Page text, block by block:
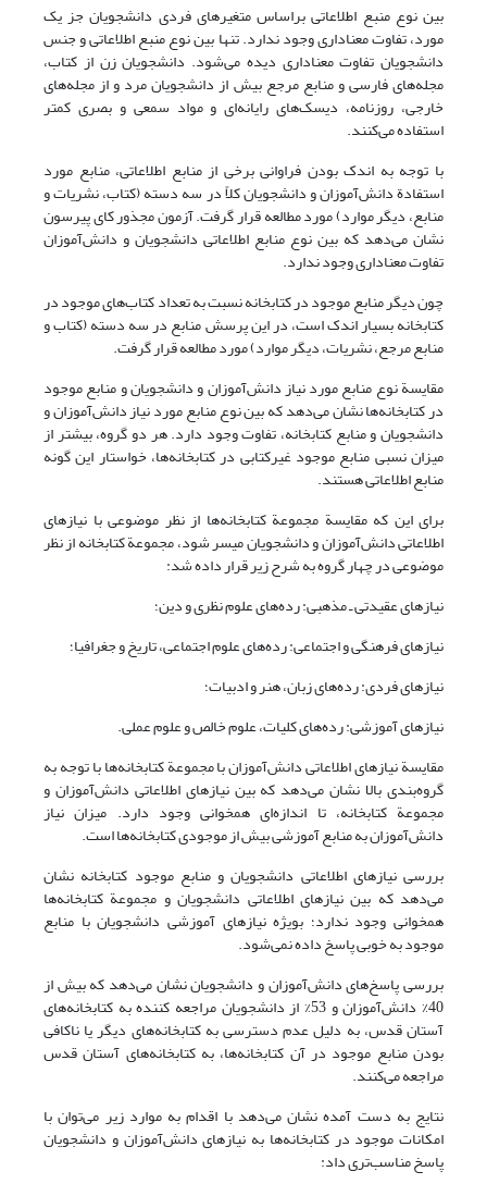
بین نوع منبع اطلاعاتی براساس متغیرهای فردی دانشجویان جز یک
مورد، تفاوت معناداری وجود ندارد. تنها بین نوع منبع اطلاعاتی و جنس
دانشجویان تفاوت معناداری دیده می‌شود. دانشجویان زن از کتاب،
مجله‌های فارسی و منابع مرجع بیش از دانشجویان مرد و از مجله‌های
خارجی، روزنامه، دیسک‌های رایانه‌ای و مواد سمعی و بصری کمتر
استفاده می‌کنند.
با توجه به اندک بودن فراوانی برخی از منابع اطلاعاتی، منابع مورد
استفادة دانش‌آموزان و دانشجویان کلاً در سه دسته (کتاب، نشریات و
منابع، دیگر موارد) مورد مطالعه قرار گرفت. آزمون مجذور کای پیرسون
نشان می‌دهد که بین نوع منابع اطلاعاتی دانشجویان و دانش‌آموزان
تفاوت معناداری وجود ندارد.
چون دیگر منابع موجود در کتابخانه نسبت به تعداد کتاب‌های موجود در
کتابخانه بسیار اندک است، در این پرسش منابع در سه دسته (کتاب و
منابع مرجع، نشریات، دیگر موارد) مورد مطالعه قرار گرفت.
مقایسة نوع منابع مورد نیاز دانش‌آموزان و دانشجویان و منابع موجود
در کتابخانه‌ها نشان می‌دهد که بین نوع منابع مورد نیاز دانش‌آموزان و
دانشجویان و منابع کتابخانه، تفاوت وجود دارد. هر دو گروه، بیشتر از
میزان نسبی منابع موجود غیرکتابی در کتابخانه‌ها، خواستار این گونه
منابع اطلاعاتی هستند.
برای این که مقایسة مجموعة کتابخانه‌ها از نظر موضوعی با نیازهای
اطلاعاتی دانش‌آموزان و دانشجویان میسر شود، مجموعة کتابخانه از نظر
موضوعی در چهار گروه به شرح زیر قرار داده شد:
نیازهای عقیدتی ـ مذهبی: رده‌های علوم نظری و دین؛
نیازهای فرهنگی و اجتماعی: رده‌های علوم اجتماعی، تاریخ و جغرافیا؛
نیازهای فردی: رده‌های زبان، هنر و ادبیات؛
نیازهای آموزشی: رده‌های کلیات، علوم خالص و علوم عملی.
مقایسة نیازهای اطلاعاتی دانش‌آموزان با مجموعة کتابخانه‌ها با توجه به
گروه‌بندی بالا نشان می‌دهد که بین نیازهای اطلاعاتی دانش‌آموزان و
مجموعة کتابخانه، تا اندازه‌ای همخوانی وجود دارد. میزان نیاز
دانش‌آموزان به منابع آموزشی بیش از موجودی کتابخانه‌ها است.
بررسی نیازهای اطلاعاتی دانشجویان و منابع موجود کتابخانه نشان
می‌دهد که بین نیازهای اطلاعاتی دانشجویان و مجموعة کتابخانه‌ها
همخوانی وجود ندارد؛ بویژه نیازهای آموزشی دانشجویان با منابع
موجود به خوبی پاسخ داده نمی‌شود.
بررسی پاسخ‌های دانش‌آموزان و دانشجویان نشان می‌دهد که بیش از
40% دانش‌آموزان و 53% از دانشجویان مراجعه کننده به کتابخانه‌های
آستان قدس، به دلیل عدم دسترسی به کتابخانه‌های دیگر یا ناکافی
بودن منابع موجود در آن کتابخانه‌ها، به کتابخانه‌های آستان قدس
مراجعه می‌کنند.
نتایج به دست آمده نشان می‌دهد با اقدام به موارد زیر می‌توان با
امکانات موجود در کتابخانه‌ها به نیازهای دانش‌آموزان و دانشجویان
پاسخ مناسب‌تری داد: